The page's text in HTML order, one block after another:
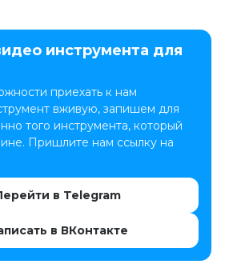
инструмента для
приехать к нам
вживую, запишем для
того инструмента, который
Пришлите нам ссылку на
в Telegram
в ВКонтакте